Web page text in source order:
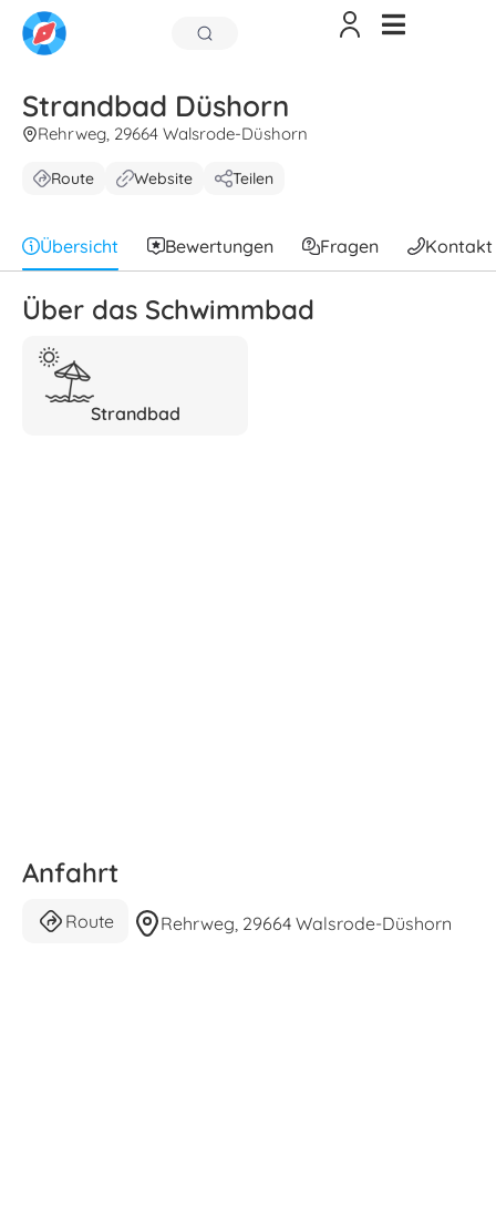
Strandbad Düshorn
Rehrweg, 29664 Walsrode-Düshorn
Route Website Teilen
Übersicht Bewertungen Fragen Kontakt
Über das Schwimmbad
Strandbad
Anfahrt
Route Rehrweg, 29664 Walsrode-Düshorn